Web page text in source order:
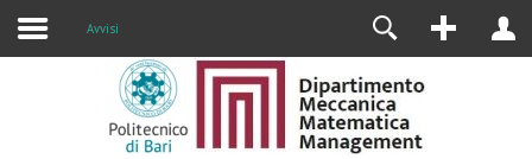
Avvisi